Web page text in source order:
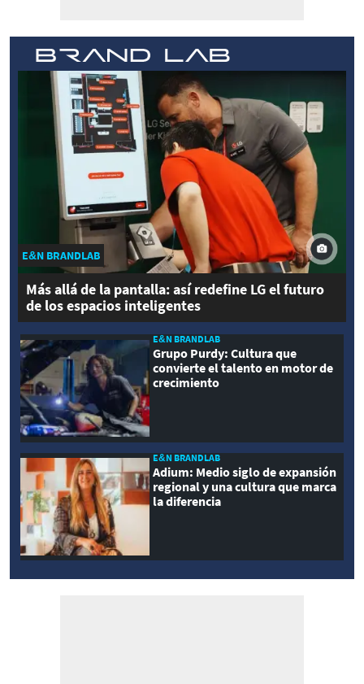
E&N BRANDLAB
Más allá de la pantalla: así redefine LG el futuro
de los espacios inteligentes
E&N BRANDLAB
Grupo Purdy: Cultura que
convierte el talento en motor de
crecimiento
E&N BRANDLAB
Adium: Medio siglo de expansión
regional y una cultura que marca
la diferencia